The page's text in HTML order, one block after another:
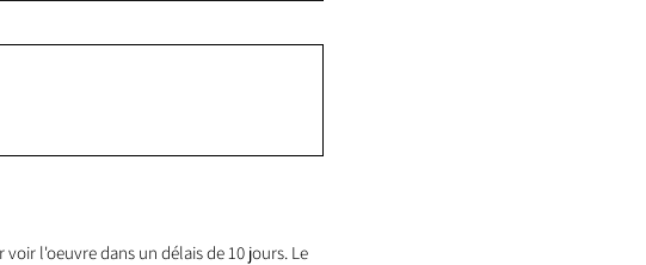
l'oeuvre dans un délais de 10 jours. Le